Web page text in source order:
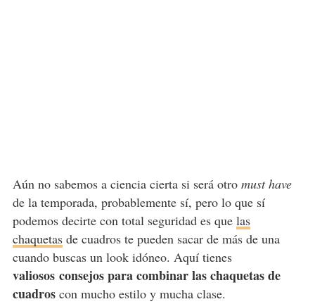
Aún no sabemos a ciencia cierta si será otro must have
de la temporada, probablemente sí, pero lo que sí
podemos decirte con total seguridad es que las
chaquetasde cuadros te pueden sacar de más de una
cuando buscas un look idóneo. Aquí tienes
valiosos consejos para combinar las chaquetas de
cuadroscon mucho estilo y mucha clase.